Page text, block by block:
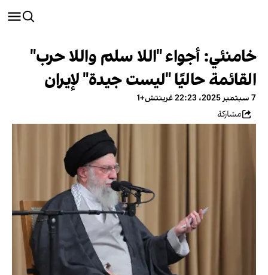
خامنئي: أجواء "اللا سلم واللا حرب"
القائمة حاليًا "ليست جيدة" لإيران
7 سبتمبر 2025، 22:23 غرينتش+1
مشاركة